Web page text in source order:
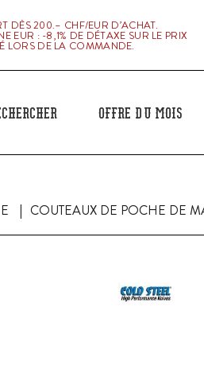
DÈS 200.– CHF/EUR D’ACHAT.
EUR : -8,1% DE DÉTAXE SUR LE PRIX
LORS DE LA COMMANDE.
Offre du mois
COUTEAUX DE POCHE DE